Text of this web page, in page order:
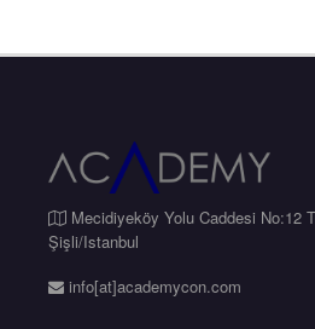
Mecidiyeköy Yolu Caddesi No:12
Şişli/Istanbul
info[at]academycon.com